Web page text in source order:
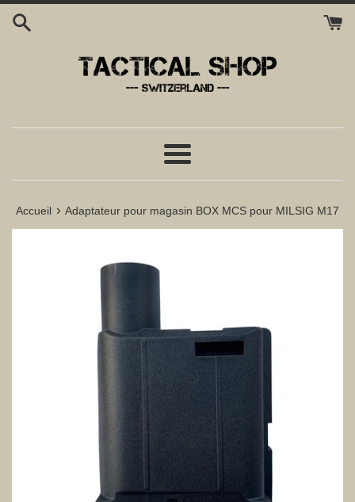
Passer
Menu
Accueil › Adaptateur pour magasin BOX MCS pour MILSIG M17